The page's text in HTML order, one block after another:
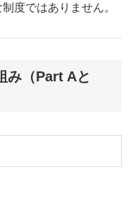
度ではありません。
み（Part Aと